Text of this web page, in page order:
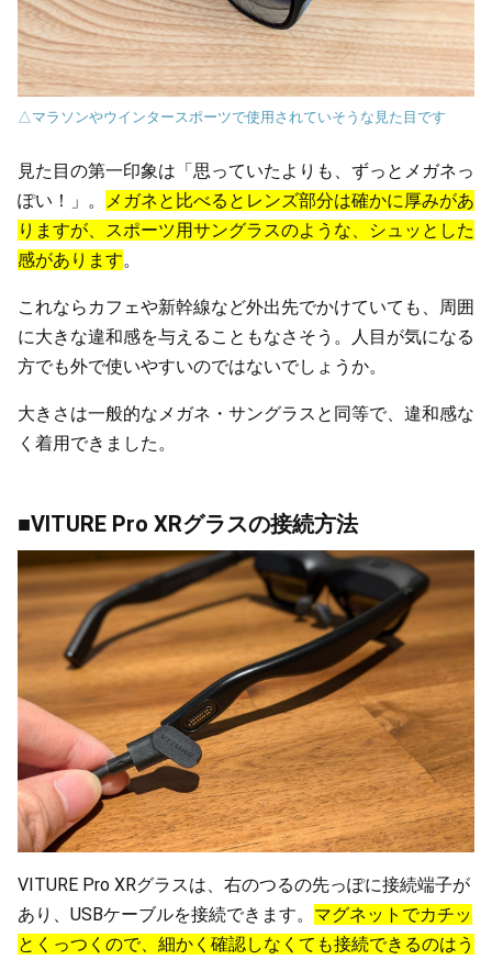
△マラソンやウインタースポーツで使用されていそうな見た目です
見た目の第一印象は「思っていたよりも、ずっとメガネっ
ぽい！」。
メガネと比べるとレンズ部分は確かに厚みがあ
りますが、スポーツ用サングラスのような、シュッとした
感があります。
これならカフェや新幹線など外出先でかけていても、周囲
に大きな違和感を与えることもなさそう。人目が気になる
方でも外で使いやすいのではないでしょうか。
大きさは一般的なメガネ・サングラスと同等で、違和感な
く着用できました。
■VITURE Pro XRグラスの接続方法
VITURE Pro XRグラスは、右のつるの先っぽに接続端子が
あり、USBケーブルを接続できます。 マグネットでカチッ
とくっつくので、細かく確認しなくても接続できるのはう